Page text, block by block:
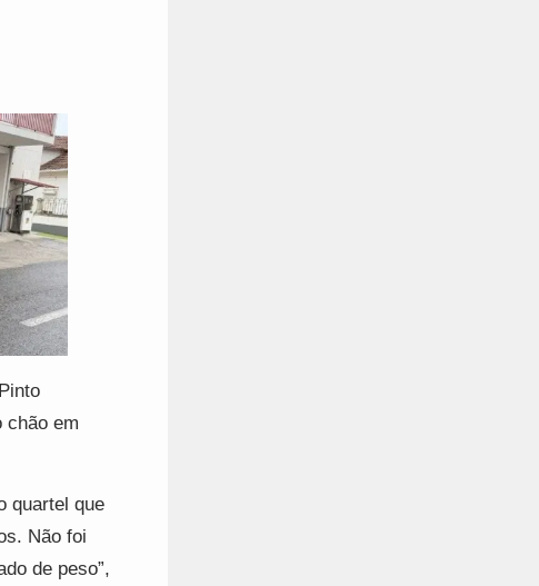
chão em
quartel que
Não foi
de peso”,